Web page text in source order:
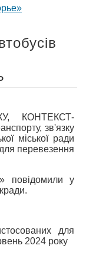
КОНТЕКСТ-
зв'язку
міської ради
перевезення
повідомили у
для
2024 року